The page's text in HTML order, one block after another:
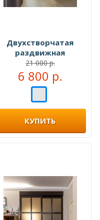
Двухстворчатая
раздвижная
перегородка №111444
21 000 р.
6 800 р.
КУПИТЬ